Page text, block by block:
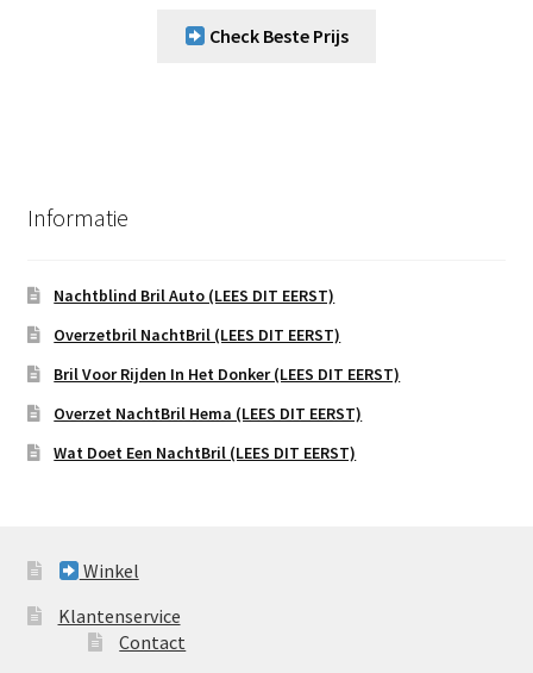
Check Beste Prijs
Informatie
Nachtblind Bril Auto (LEES DIT EERST)
Overzetbril NachtBril (LEES DIT EERST)
Bril Voor Rijden In Het Donker (LEES DIT EERST)
Overzet NachtBril Hema (LEES DIT EERST)
Wat Doet Een NachtBril (LEES DIT EERST)
Winkel
Klantenservice
Contact